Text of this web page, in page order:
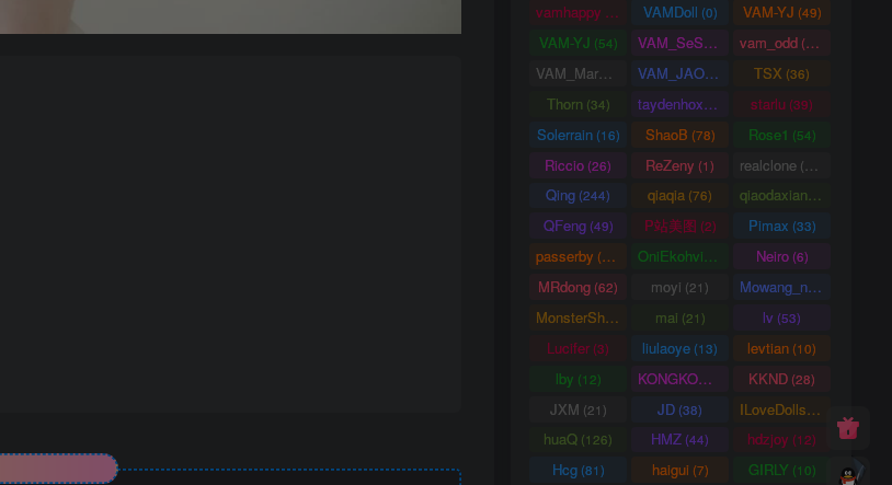
vamhappy VAMDoll (0) VAM-YJ (49)
VAM-YJ (54) VAM_SeSe(10) vam_odd (20)
VAM_Mars VAM_JAO
(15) TSX (36)
Thorn(34) taydenhoxe(8) starlu (39)
Solerrain(16) ShaoB (78) Rose1 (54)
Riccio (26) ReZeny (1) realclone (70)
Qing (244) qiaqia (76) qiaodaxian
(16)
QFeng(49) P站美图 (2) Pimax (33)
passerby (26) OniEkohvius Neiro(6)
MRdong (62) moyi (21) Mowang_nixi
MonsterShinkai (38)mai (21) lv (53)
Lucifer (3) liulaoye (13) levtian (10)
lby (12) KONGKONG KKND (28)
JXM (21) JD (38) ILoveDolls
(66)
huaQ (126) HMZ (44) hdzjoy (12)
Hcg(81) haigui (7) GIRLY(10)